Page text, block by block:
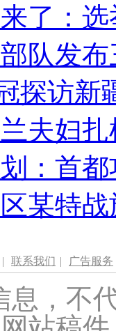
了：
队发
探访新
兰夫妇
：首
某特
| 联系我们 | 广告服务
息，不